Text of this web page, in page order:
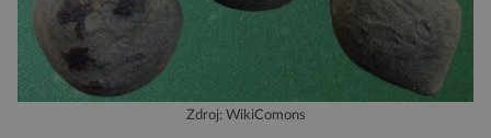
Zdroj: WikiComons